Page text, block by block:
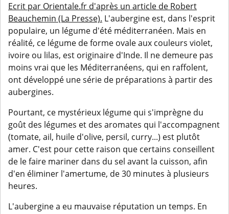
Ecrit par Orientale.fr d'après un article de Robert
Beauchemin (La Presse). L'aubergine est, dans l'esprit
populaire, un légume d'été méditerranéen. Mais en
réalité, ce légume de forme ovale aux couleurs violet,
ivoire ou lilas, est originaire d'Inde. Il ne demeure pas
moins vrai que les Méditerranéens, qui en raffolent,
ont développé une série de préparations à partir des
aubergines.
Pourtant, ce mystérieux légume qui s'imprègne du
goût des légumes et des aromates qui l'accompagnent
(tomate, ail, huile d'olive, persil, curry...) est plutôt
amer. C'est pour cette raison que certains conseillent
de le faire mariner dans du sel avant la cuisson, afin
d'en éliminer l'amertume, de 30 minutes à plusieurs
heures.
L'aubergine a eu mauvaise réputation un temps. En